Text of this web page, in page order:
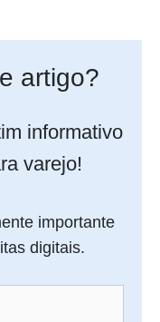
artigo?
informativo
varejo!
importante
digitais.